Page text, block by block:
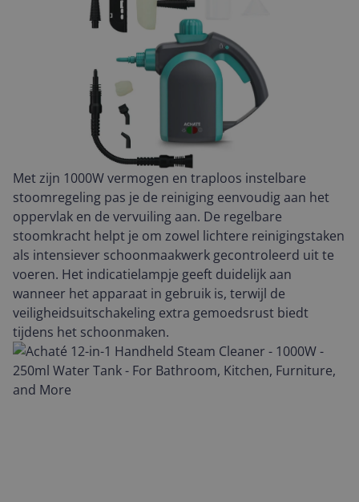
Met zijn 1000W vermogen en traploos instelbare
stoomregeling pas je de reiniging eenvoudig aan het
oppervlak en de vervuiling aan. De regelbare
stoomkracht helpt je om zowel lichtere reinigingstaken
als intensiever schoonmaakwerk gecontroleerd uit te
voeren. Het indicatielampje geeft duidelijk aan
wanneer het apparaat in gebruik is, terwijl de
veiligheidsuitschakeling extra gemoedsrust biedt
tijdens het schoonmaken.